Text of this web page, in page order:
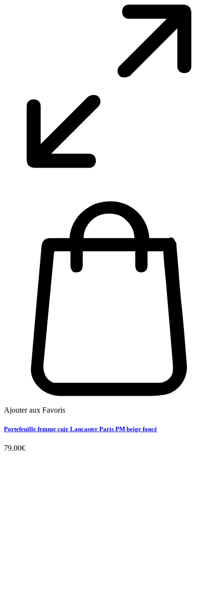
Ajouter aux Favoris
Portefeuille femme cuir Lancaster Paris PM beige foncé
79.00€